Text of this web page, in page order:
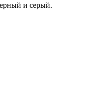
и серый.